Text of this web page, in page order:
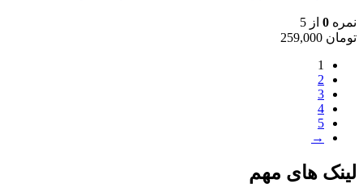
نمره 0 از 5
تومان
1
2
3
4
5
→
لینک های مهم